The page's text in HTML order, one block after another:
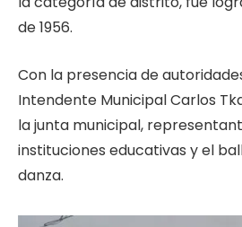
de 1956.
Con la presencia de
Intendente Municipal Carlos
la junta municipal,
instituciones educativas y el
danza.